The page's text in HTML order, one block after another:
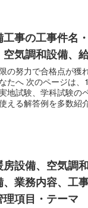
例 ・試験対策の優先
工事の工事件名
空気調和設備、
の努力で合格点が獲
たへ 次のページは
地試験、学科試験の
える解答例を多数紹
例 ・試験対策の優先
房設備、空気調
、業務内容、工
理項目・テーマ